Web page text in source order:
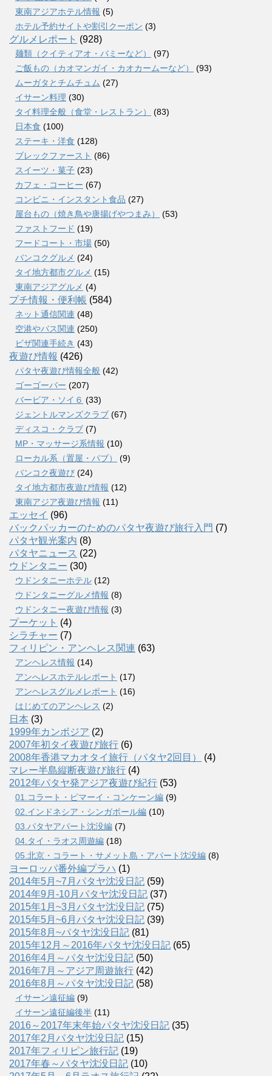
東南アジアホテル情報 (5)
ホテル予約サイトや割引クーポン (3)
グルメレポート (928)
麺類（クイティアオ・バミーなど）
(97)
ご飯もの（カオマンガイ・カオカームーなど）
(93)
ムーガタとチムチュム (27)
イサーン料理 (30)
タイ料理全般（食堂・レストラン）
(83)
日本食 (100)
ステーキ・洋食 (128)
ブレックファースト (86)
スイーツ・菓子 (23)
カフェ・コーヒー (67)
コンビニ・インスタント食品 (27)
屋台もの（焼き鳥や唐揚げやつまみ）
(53)
ファストフード (19)
フードコート・市場 (50)
バンコクグルメ (24)
タイ地方都市グルメ (15)
東南アジアグルメ (4)
プチ情報・便利帳 (584)
ネット通信関連 (48)
空港やバス関連 (250)
ビザ関連手続き (43)
夜遊び情報 (426)
パタヤ夜遊び情報全般 (42)
ゴーゴーバー (207)
バービア・ソイ６ (33)
ジェントルマンズクラブ (67)
ディスコ・クラブ (7)
MP・マッサージ系情報 (10)
ローカル系（置屋・パブ）
(9)
バンコク夜遊び (24)
タイ地方都市夜遊び情報 (12)
東南アジア夜遊び情報 (11)
エッセイ (96)
バックパッカーのためのパタヤ夜遊び旅行入門 (7)
パタヤ観光案内 (8)
パタヤニュース (22)
ウドンタニー (30)
ウドンタニーホテル (12)
ウドンタニーグルメ情報 (8)
ウドンタニー夜遊び情報 (3)
プーケット (4)
シラチャー (7)
フィリピン・アンヘレス関連 (63)
アンヘレス情報 (14)
アンへレスホテルレポート (17)
アンヘレスグルメレポート (16)
はじめてのアンヘレス (2)
日本 (3)
1999年カンボジア (2)
2007年初タイ夜遊び旅行 (6)
2008年香港マカオタイ旅行（パタヤ2回目）
(4)
マレー半島縦断夜遊び旅行 (4)
2012年パタヤ発アジア夜遊び紀行 (53)
01.コラート・ピマーイ・コンケーン編 (9)
02.インドネシア・シンガポール編 (10)
03.パタヤアパート沈没編 (7)
04.タイ・ラオス周遊編 (18)
05.北京・コラート・サメット島・アパート沈没編 (8)
ヨーロッパ番外編プラハ (1)
2014年5月~7月パタヤ沈没日記 (59)
2014年9月-10月パタヤ沈没日記 (37)
2015年1月~3月パタヤ沈没日記 (75)
2015年5月~6月パタヤ沈没日記 (39)
2015年8月~パタヤ沈没日記 (81)
2015年12月～2016年パタヤ沈没日記 (65)
2016年4月～パタヤ沈没日記 (50)
2016年7月～アジア周遊旅行 (42)
2016年8月～パタヤ沈没日記 (58)
イサーン遠征編 (9)
イサーン遠征編後半 (11)
2016～2017年末年始パタヤ沈没日記 (35)
2017年2月パタヤ沈没日記 (15)
2017年フィリピン旅行記 (19)
2017年春～パタヤ沈没日記 (10)